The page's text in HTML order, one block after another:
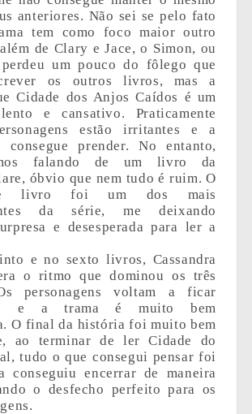
anteriores. Não sei se pelo fato
tem como foco maior outro
de Clary e Jace, o Simon, ou
um pouco do fôlego que
os outros livros, mas a
Cidade dos Anjos Caídos é um
e cansativo. Praticamente
estão irritantes e a
prender. No entanto,
falando de um livro da
óbvio que nem tudo é ruim. O
livro foi um dos mais
da série, me deixando
e desesperada para ler a
e no sexto livros, Cassandra
o ritmo que dominou os três
personagens voltam a ficar
e a trama é muito bem
O final da história foi muito bem
ao terminar de ler Cidade do
tudo o que consegui pensar foi
conseguiu encerrar de maneira
o desfecho perfeito para os